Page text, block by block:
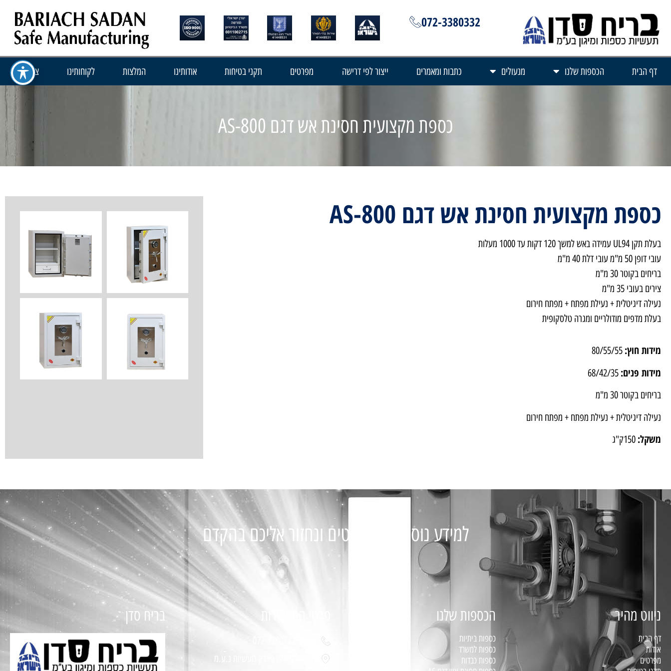
072-3380332
דף הבית הכספות שלנו מנעולים כתבות ומאמרים ייצור לפי דרישה מפרטים תקני בטיחות אודותינו המלצות לקוחותינו צור קשר
כספת מקצועית חסינת אש דגם AS-800
כספת מקצועית חסינת אש דגם AS-800
בעלת תקן UL94 עמידה באש למשך 120 דקות עד 1000 מעלות
עובי דופן 50 מ"מ עובי דלת 40 מ"מ
בריחים בקוטר 30 מ"מ
צירים בעובי 35 מ"מ
נעילה דיגיטלית + נעילת מפתח + מפתח חירום
בעלת מדפים מודולריים ומגרה טלסקופית
מידות חוץ:
מידות פנים:
בריחים בקוטר 30 מ"מ
נעילה דיגיטלית + נעילת מפתח + מפתח חירום
משקל:
למידע נוסף מלאו פרטים ונחזור אליכם בהקדם
ניווט מהיר
דף הבית
אודות
מפרטים
הכספות שלנו
כספות ביתיות
כספות למשרד
כספות כבדות
בריח סדן